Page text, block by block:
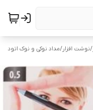
/نوشت افزار/مداد نوکی و نوک اتود